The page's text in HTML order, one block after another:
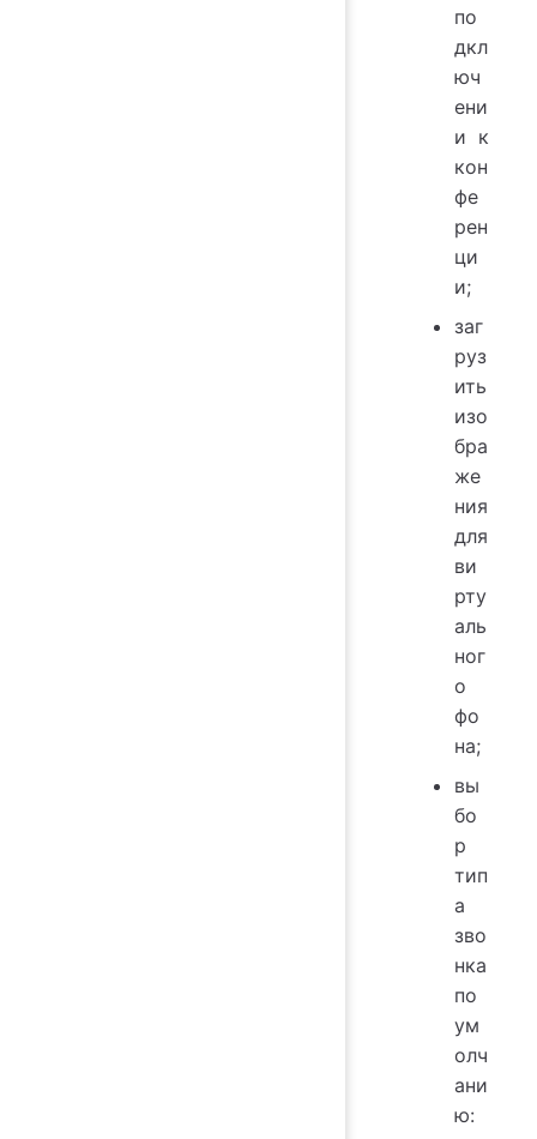
по
дкл
юч
ени
и к
кон
фе
рен
ци
и;
заг
руз
ить
изо
бра
же
ния
для
ви
рту
аль
ног
о
фо
на;
вы
бо
р
тип
а
зво
нка
по
ум
олч
ани
ю: